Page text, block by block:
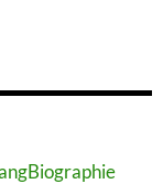
Biographie